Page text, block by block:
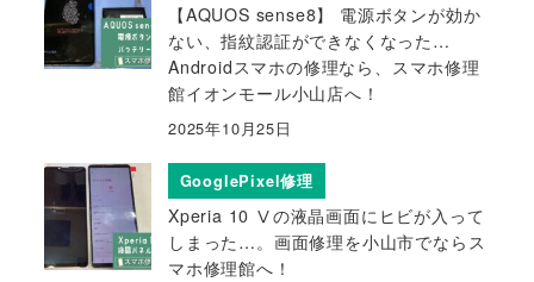
【AQUOS sense8】 電源ボタンが効か
ない、指紋認証ができなくなった…
Androidスマホの修理なら、スマホ修理
館イオンモール小山店へ！
2025年10月25日
GooglePixel修理
Xperia 10 Ⅴの液晶画面にヒビが入って
しまった…。画面修理を小山市でならス
マホ修理館へ！